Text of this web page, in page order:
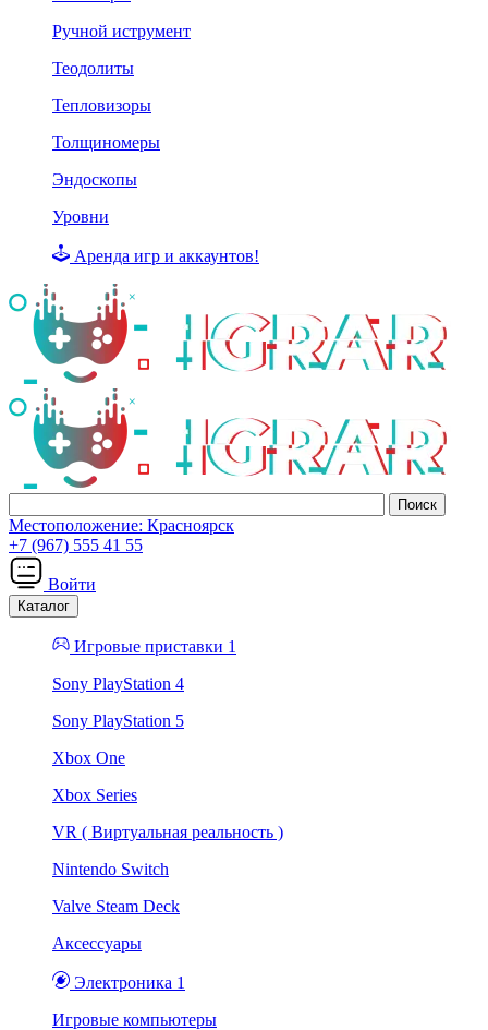
Ручной иструмент
Теодолиты
Тепловизоры
Толщиномеры
Эндоскопы
Уровни
Аренда игр и аккаунтов!
Местоположение: Красноярск
+7 (967) 555 41 55
Войти
Каталог
Игровые приставки 1
Sony PlayStation 4
Sony PlayStation 5
Xbox One
Xbox Series
VR ( Виртуальная реальность )
Nintendo Switch
Valve Steam Deck
Аксессуары
Электроника 1
Игровые компьютеры